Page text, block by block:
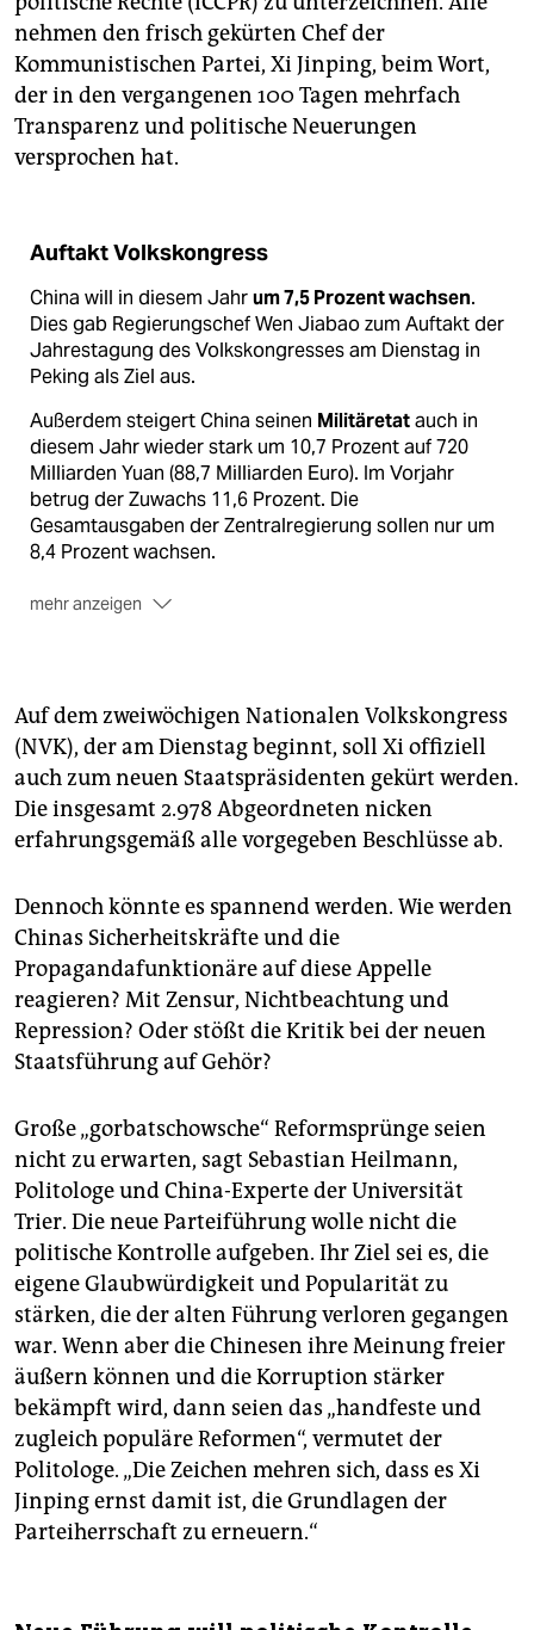
nehmen den frisch gekürten Chef der
Kommunistischen Partei, Xi Jinping, beim Wort,
der in den vergangenen 100 Tagen mehrfach
Transparenz und politische Neuerungen
versprochen hat.
Auftakt Volkskongress
China will in diesem Jahrum 7,5 Prozent wachsen.
Dies gab Regierungschef Wen Jiabao zum Auftakt der
Jahrestagung des Volkskongresses am Dienstag in
Peking als Ziel aus.
Außerdem steigert China seinen Militäretatauch in
diesem Jahr wieder stark um 10,7 Prozent auf 720
Milliarden Yuan (88,7 Milliarden Euro). Im Vorjahr
betrug der Zuwachs 11,6 Prozent. Die
Gesamtausgaben der Zentralregierung sollen nur um
8,4 Prozent wachsen.
mehr anzeigen
Wen Jiabao, die wirtschaftliche Entwicklung
sei „unausgewogen, unkoordiniert und nicht
aufrechtzuerhalten“. (dpa )
Auf dem zweiwöchigen Nationalen Volkskongress
(NVK), der am Dienstag beginnt, soll Xi offiziell
auch zum neuen Staatspräsidenten gekürt werden.
Die insgesamt 2.978 Abgeordneten nicken
erfahrungsgemäß alle vorgegeben Beschlüsse ab.
Dennoch könnte es spannend werden. Wie werden
Chinas Sicherheitskräfte und die
Propagandafunktionäre auf diese Appelle
reagieren? Mit Zensur, Nichtbeachtung und
Repression? Oder stößt die Kritik bei der neuen
Staatsführung auf Gehör?
Große „gorbatschowsche“ Reformsprünge seien
nicht zu erwarten, sagt Sebastian Heilmann,
Politologe und China-Experte der Universität
Trier. Die neue Parteiführung wolle nicht die
politische Kontrolle aufgeben. Ihr Ziel sei es, die
eigene Glaubwürdigkeit und Popularität zu
stärken, die der alten Führung verloren gegangen
war. Wenn aber die Chinesen ihre Meinung freier
äußern können und die Korruption stärker
bekämpft wird, dann seien das „handfeste und
zugleich populäre Reformen“, vermutet der
Politologe. „Die Zeichen mehren sich, dass es Xi
Jinping ernst damit ist, die Grundlagen der
Parteiherrschaft zu erneuern.“